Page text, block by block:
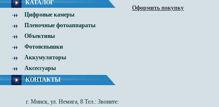
КАТАЛОГ
Цифровые камеры
Пленочные фотоаппараты
Объективы
Фотовспышки
Аккумуляторы
Аксессуары
Чехлы
КОНТАКТЫ
г. Минск, ул. Немига, 8 Тел.: Звоните:
Оформить покупку